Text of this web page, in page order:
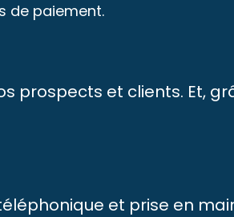
de paiement.
prospects et clients. Et,
et prise en